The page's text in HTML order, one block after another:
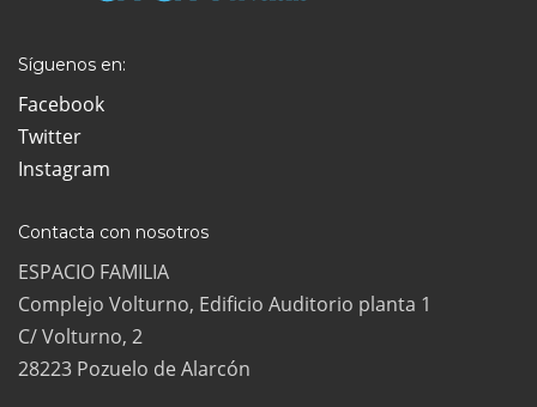
Síguenos en:
Facebook
Twitter
Instagram
Contacta con nosotros
ESPACIO FAMILIA
Complejo Volturno, Edificio Auditorio planta 1
C/ Volturno, 2
28223 Pozuelo de Alarcón